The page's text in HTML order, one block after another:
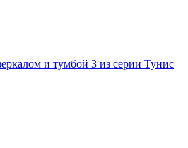
и тумбой 3 из серии Тунис